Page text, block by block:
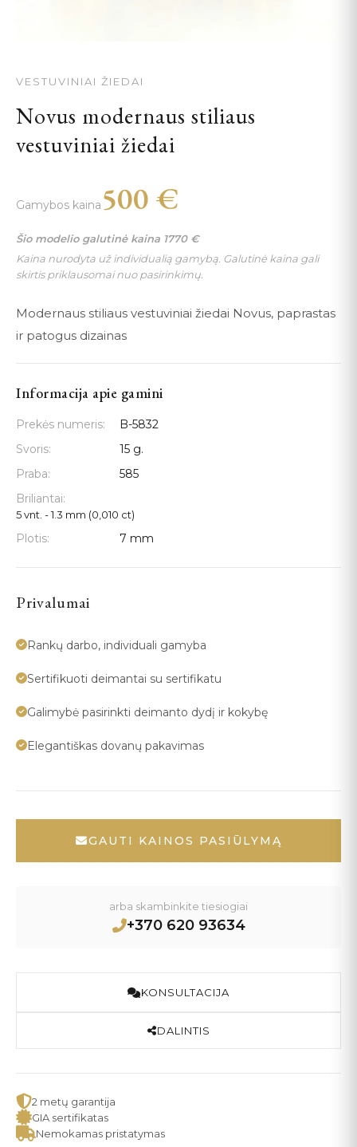
VESTUVINIAI ŽIEDAI
Novus modernaus stiliaus
vestuviniai žiedai
Gamybos kaina 500 €
Šio modelio galutinė kaina 1770 €
Kaina nurodyta už individualią gamybą. Galutinė kaina gali
skirtis priklausomai nuo pasirinkimų.
Modernaus stiliaus vestuviniai žiedai Novus, paprastas
ir patogus dizainas
Informacija apie gamini
Prekės numeris:
B-5832
Svoris:
15 g.
Praba:
585
Briliantai:
5 vnt. - 1.3 mm (0,010 ct)
Plotis: 7 mm
Privalumai
Rankų darbo, individuali gamyba
Sertifikuoti deimantai su sertifikatu
Galimybė pasirinkti deimanto dydį ir kokybę
Elegantiškas dovanų pakavimas
GAUTI KAINOS PASIŪLYMĄ
arba skambinkite tiesiogiai
+370 620 93634
KONSULTACIJA
DALINTIS
2 metų garantija
GIA sertifikatas
Nemokamas pristatymas